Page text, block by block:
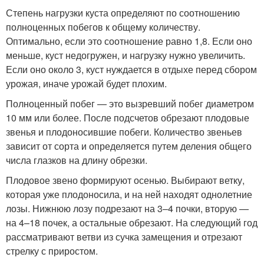
Степень нагрузки куста определяют по соотношению
полноценных побегов к общему количеству.
Оптимально, если это соотношение равно 1,8. Если оно
меньше, куст недогружен, и нагрузку нужно увеличить.
Если оно около 3, куст нуждается в отдыхе перед сбором
урожая, иначе урожай будет плохим.
Полноценный побег — это вызревший побег диаметром
10 мм или более. После подсчетов обрезают плодовые
звенья и плодоносившие побеги. Количество звеньев
зависит от сорта и определяется путем деления общего
числа глазков на длину обрезки.
Плодовое звено формируют осенью. Выбирают ветку,
которая уже плодоносила, и на ней находят однолетние
лозы. Нижнюю лозу подрезают на 3–4 почки, вторую —
на 4–18 почек, а остальные обрезают. На следующий год
рассматривают ветви из сучка замещения и отрезают
стрелку с приростом.